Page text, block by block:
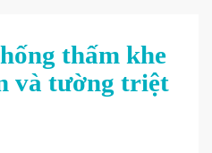
thấm khe
và tường triệt